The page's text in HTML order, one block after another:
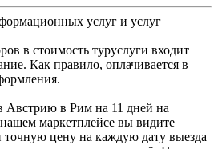
услуг и услуг
в стоимость туруслуги входит
Как правило, оплачивается в
Австрию в Рим на 11 дней на
маркетплейсе вы видите
точную цену на каждую дату выезда